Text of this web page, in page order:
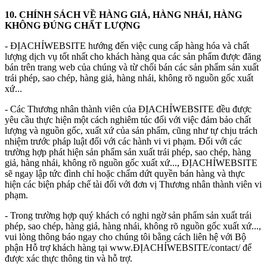
10. CHÍNH SÁCH VỀ HÀNG GIẢ, HÀNG NHÁI, HÀNG
KHÔNG ĐÚNG CHẤT LƯỢNG
- ĐỊACHỈWEBSITE hướng đến việc cung cấp hàng hóa và chất
lượng dịch vụ tốt nhất cho khách hàng qua các sản phẩm được đăng
bán trên trang web của chúng và từ chối bán các sản phẩm sản xuất
trái phép, sao chép, hàng giả, hàng nhái, không rõ nguồn gốc xuất
xứ...
- Các Thương nhân thành viên của ĐỊACHỈWEBSITE đều được
yêu cầu thực hiện một cách nghiêm túc đối với việc đảm bảo chất
lượng và nguồn gốc, xuất xứ của sản phẩm, cũng như tự chịu trách
nhiệm trước pháp luật đối với các hành vi vi phạm. Đối với các
trường hợp phát hiện sản phẩm sản xuất trái phép, sao chép, hàng
giả, hàng nhái, không rõ nguồn gốc xuất xứ..., ĐỊACHỈWEBSITE
sẽ ngay lập tức đình chỉ hoặc chấm dứt quyền bán hàng và thực
hiện các biện pháp chế tài đối với đơn vị Thương nhân thành viên vi
phạm.
- Trong trường hợp quý khách có nghi ngờ sản phẩm sản xuất trái
phép, sao chép, hàng giả, hàng nhái, không rõ nguồn gốc xuất xứ...,
vui lòng thông báo ngay cho chúng tôi bằng cách liên hệ với Bộ
phận Hỗ trợ khách hàng tại www.ĐỊACHỈWEBSITE/contact/ để
được xác thực thông tin và hỗ trợ.